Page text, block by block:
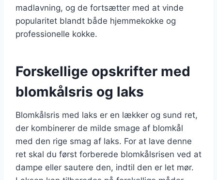
madlavning, og de fortsætter med at vinde
popularitet blandt både hjemmekokke og
professionelle kokke.
Forskellige opskrifter med
blomkålsris og laks
Blomkålsris med laks er en lækker og sund ret,
der kombinerer de milde smage af blomkål
med den rige smag af laks. For at lave denne
ret skal du først forberede blomkålsrisen ved at
dampe eller sautere den, indtil den er let mør.